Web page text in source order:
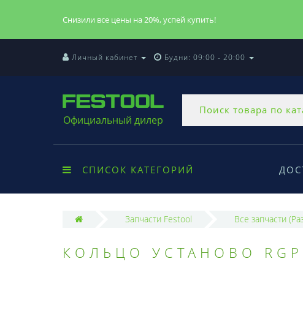
Снизили все цены на 20%, успей купить!
Личный кабинет Будни: 09:00 - 20:00
Официальный дилер
СПИСОК КАТЕГОРИЙ
Запчасти Festool Все запчасти
КОЛЬЦО УСТАНОВО RGP